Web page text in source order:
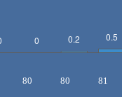
80 80 81